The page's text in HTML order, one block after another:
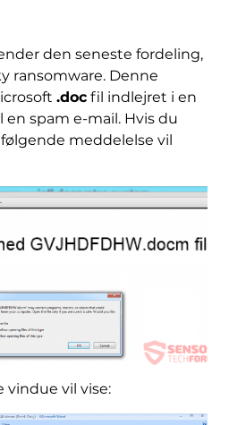
den seneste fordeling,
ransomware. Denne
.docfil indlejret i en
spam e-mail. Hvis du
meddelelse vil
vindue vil vise: